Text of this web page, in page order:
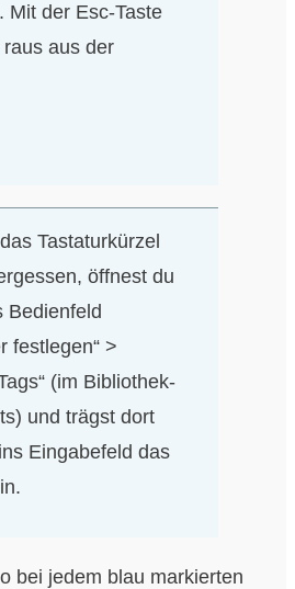
Mit der Esc-Taste
aus der
Tastaturkürzel
öffnest du
Bedienfeld
festlegen“ >
(im Bibliothek-
und trägst dort
Eingabefeld das
bei jedem blau markierten